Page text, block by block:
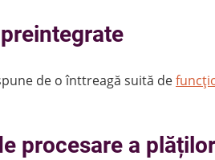
de o înttreagă suită de
procesare a